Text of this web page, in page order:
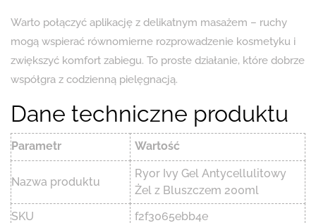
Warto połączyć aplikację z delikatnym masażem – ruchy
mogą wspierać równomierne rozprowadzenie kosmetyku i
zwiększyć komfort zabiegu. To proste działanie, które dobrze
współgra z codzienną pielęgnacją.
Dane techniczne produktu
Parametr Wartość
Nazwa produktu
Ryor Ivy Gel Antycellulitowy
Żel z Bluszczem 200ml
SKU
f2f3065ebb4e